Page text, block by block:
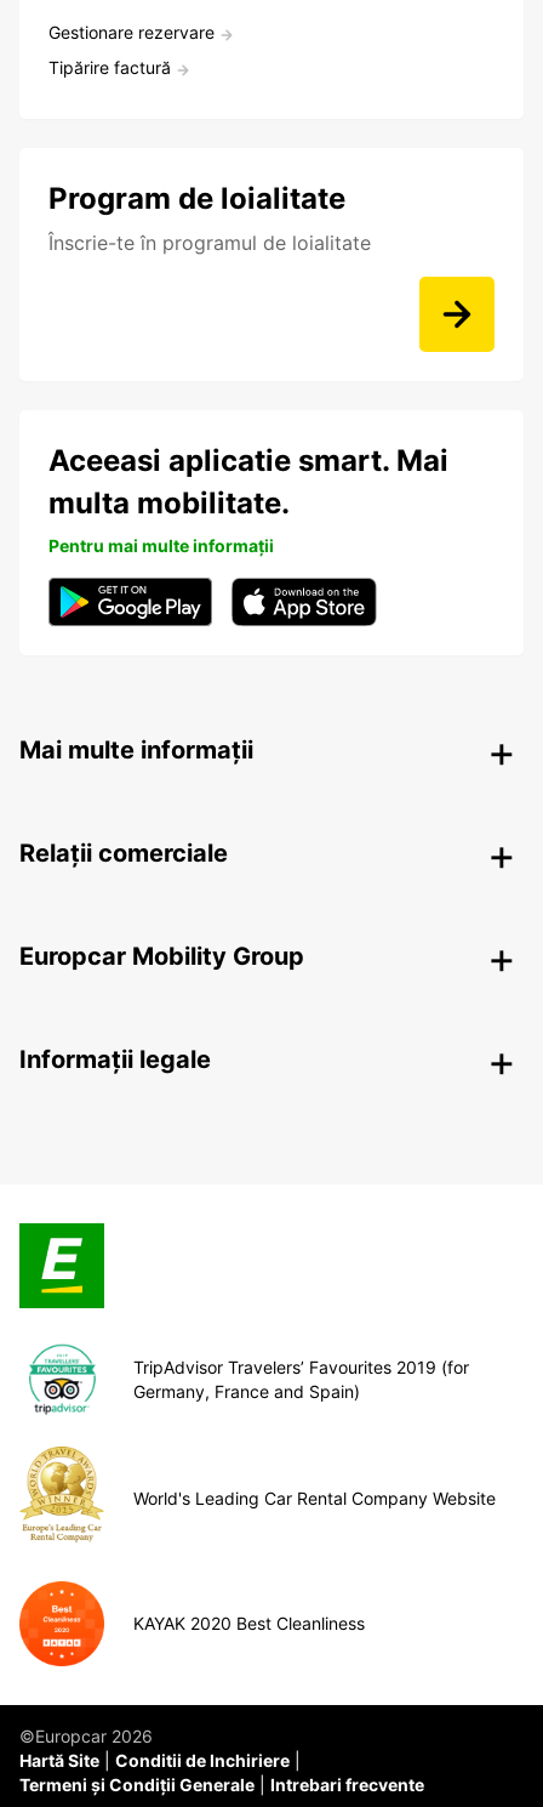
Gestionare rezervare
Tipărire factură
Program de loialitate
Înscrie-te în programul de loialitate
Aceeasi aplicatie smart. Mai
multa mobilitate.
Pentru mai multe informații
Mai multe informații
Relații comerciale
Europcar Mobility Group
Informații legale
TripAdvisor Travelers’ Favourites 2019 (for
Germany, France and Spain)
World's Leading Car Rental Company Website
KAYAK 2020 Best Cleanliness
©Europcar 2026
Hartă Site
Conditii de Inchiriere
Termeni și Condiții Generale
Intrebari frecvente